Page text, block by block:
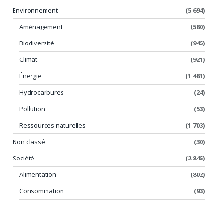
Environnement
(5 694)
Aménagement
(580)
Biodiversité
(945)
Climat
(921)
Énergie
(1 481)
Hydrocarbures
(24)
Pollution
(53)
Ressources naturelles
(1 703)
Non classé
(30)
Société
(2 845)
Alimentation
(802)
Consommation
(93)